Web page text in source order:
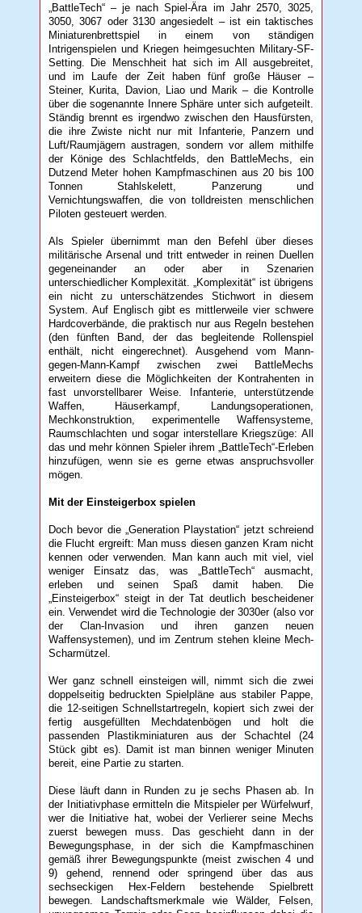
„BattleTech“ – je nach Spiel-Ära im Jahr 2570, 3025,
3050, 3067 oder 3130 angesiedelt – ist ein taktisches
Miniaturenbrettspiel in einem von ständigen
Intrigenspielen und Kriegen heimgesuchten Military-SF-
Setting. Die Menschheit hat sich im All ausgebreitet,
und im Laufe der Zeit haben fünf große Häuser –
Steiner, Kurita, Davion, Liao und Marik – die Kontrolle
über die sogenannte Innere Sphäre unter sich aufgeteilt.
Ständig brennt es irgendwo zwischen den Hausfürsten,
die ihre Zwiste nicht nur mit Infanterie, Panzern und
Luft/Raumjägern austragen, sondern vor allem mithilfe
der Könige des Schlachtfelds, den BattleMechs, ein
Dutzend Meter hohen Kampfmaschinen aus 20 bis 100
Tonnen Stahlskelett, Panzerung und
Vernichtungswaffen, die von tolldreisten menschlichen
Piloten gesteuert werden.
Als Spieler übernimmt man den Befehl über dieses
militärische Arsenal und tritt entweder in reinen Duellen
gegeneinander an oder aber in Szenarien
unterschiedlicher Komplexität. „Komplexität“ ist übrigens
ein nicht zu unterschätzendes Stichwort in diesem
System. Auf Englisch gibt es mittlerweile vier schwere
Hardcoverbände, die praktisch nur aus Regeln bestehen
(den fünften Band, der das begleitende Rollenspiel
enthält, nicht eingerechnet). Ausgehend vom Mann-
gegen-Mann-Kampf zwischen zwei BattleMechs
erweitern diese die Möglichkeiten der Kontrahenten in
fast unvorstellbarer Weise. Infanterie, unterstützende
Waffen, Häuserkampf, Landungsoperationen,
Mechkonstruktion, experimentelle Waffensysteme,
Raumschlachten und sogar interstellare Kriegszüge: All
das und mehr können Spieler ihrem „BattleTech“-Erleben
hinzufügen, wenn sie es gerne etwas anspruchsvoller
mögen.
Mit der Einsteigerbox spielen
Doch bevor die „Generation Playstation“ jetzt schreiend
die Flucht ergreift: Man muss diesen ganzen Kram nicht
kennen oder verwenden. Man kann auch mit viel, viel
weniger Einsatz das, was „BattleTech“ ausmacht,
erleben und seinen Spaß damit haben. Die
„Einsteigerbox“ steigt in der Tat deutlich bescheidener
ein. Verwendet wird die Technologie der 3030er (also vor
der Clan-Invasion und ihren ganzen neuen
Waffensystemen), und im Zentrum stehen kleine Mech-
Scharmützel.
Wer ganz schnell einsteigen will, nimmt sich die zwei
doppelseitig bedruckten Spielpläne aus stabiler Pappe,
die 12-seitigen Schnellstartregeln, kopiert sich zwei der
fertig ausgefüllten Mechdatenbögen und holt die
passenden Plastikminiaturen aus der Schachtel (24
Stück gibt es). Damit ist man binnen weniger Minuten
bereit, eine Partie zu starten.
Diese läuft dann in Runden zu je sechs Phasen ab. In
der Initiativphase ermitteln die Mitspieler per Würfelwurf,
wer die Initiative hat, wobei der Verlierer seine Mechs
zuerst bewegen muss. Das geschieht dann in der
Bewegungsphase, in der sich die Kampfmaschinen
gemäß ihrer Bewegungspunkte (meist zwischen 4 und
9) gehend, rennend oder springend über das aus
sechseckigen Hex-Feldern bestehende Spielbrett
bewegen. Landschaftsmerkmale wie Wälder, Felsen,